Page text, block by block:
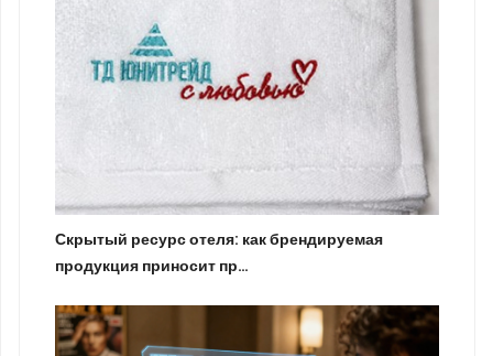
Скрытый ресурс отеля: как брендируемая
продукция приносит пр…